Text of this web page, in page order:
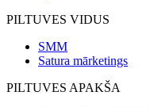
PILTUVES VIDUS
SMM
Satura mārketings
PILTUVES APAKŠA